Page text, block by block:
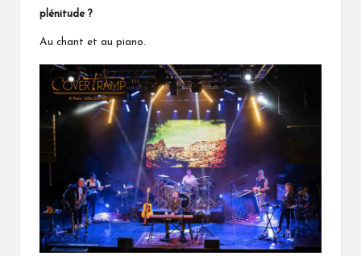
plénitude ?
Au chant et au piano.